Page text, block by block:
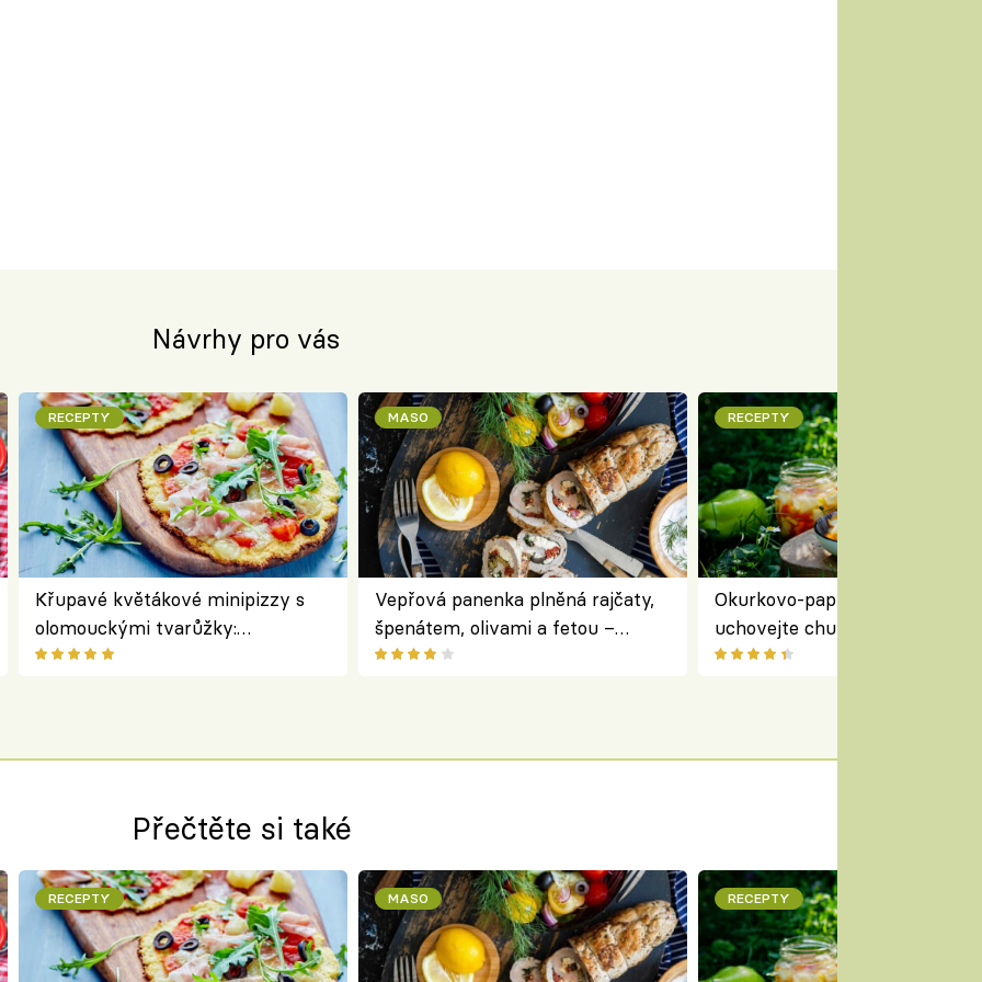
Návrhy pro vás
RECEPTY
Křupavé květákové minipizzy s
olomouckými tvarůžky:
bezlepkový oběd s typicky
MASO
Vepřová panenka plněná rajčaty,
špenátem, olivami a fetou –
perfektní středomořský recept na
RECEPTY
Okurkovo-papriková čalamáda
uchovejte chuť letní zeleniny
zimu
Přečtěte si také
RECEPTY MASO RECEPTY